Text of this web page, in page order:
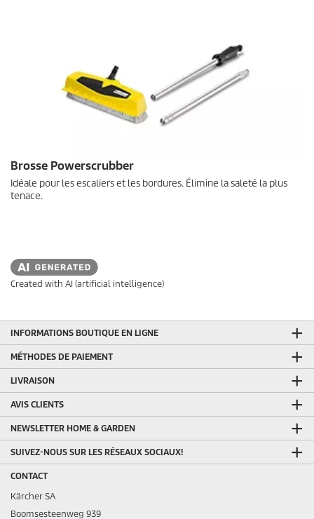
Brosse Powerscrubber
Idéale pour les escaliers et les bordures. Élimine la saleté la plus
tenace.
Created with AI (artificial intelligence)
INFORMATIONS BOUTIQUE EN LIGNE
MÉTHODES DE PAIEMENT
LIVRAISON
AVIS CLIENTS
NEWSLETTER HOME & GARDEN
SUIVEZ-NOUS SUR LES RÉSEAUX SOCIAUX!
CONTACT
Kärcher SA
Boomsesteenweg 939